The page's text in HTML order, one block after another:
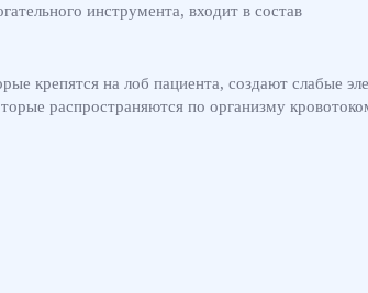
инструмента, входит в состав
крепятся на лоб пациента, создают слабые
распространяются по организму